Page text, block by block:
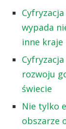
wypada
inne kraje
rozwoju
świecie
Nie tylko
obszarze